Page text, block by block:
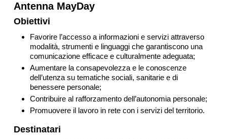
Antenna MayDay
Obiettivi
Favorire l’accesso a informazioni e servizi attraverso
modalità, strumenti e linguaggi che garantiscono una
comunicazione efficace e culturalmente adeguata;
Aumentare la consapevolezza e le conoscenze
dell’utenza su tematiche sociali, sanitarie e di
benessere personale;
Contribuire al rafforzamento dell’autonomia personale;
Promuovere il lavoro in rete con i servizi del territorio.
Destinatari